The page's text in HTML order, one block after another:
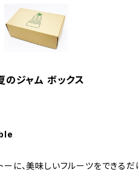
のジャム ボックス
ーに、美味しいフルーツをできる